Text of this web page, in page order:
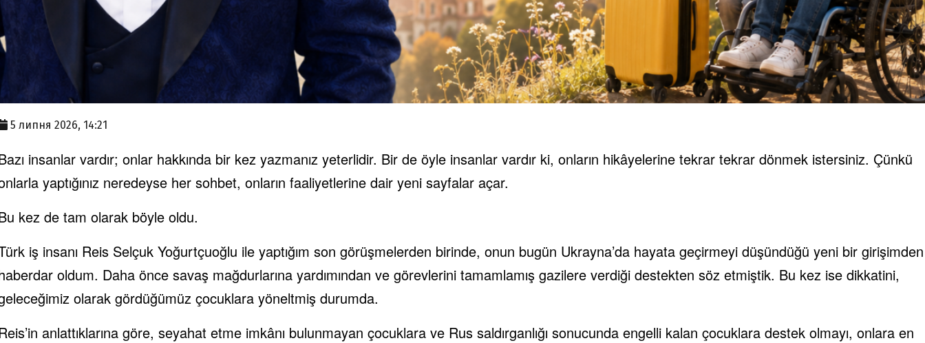
5 липня 2026, 14:21
insanlar vardır; onlar hakkında bir kez yazmanız yeterlidir. Bir de öyle insanlar vardır ki, onların hikâyelerine tekrar tekrar dönmek istersiniz. Çünkü
yaptığınız neredeyse her sohbet, onların faaliyetlerine dair yeni sayfalar açar.
kez de tam olarak böyle oldu.
iş insanı Reis Selçuk Yoğurtçuoğlu ile yaptığım son görüşmelerden birinde, onun bugün Ukrayna’da hayata geçirmeyi düşündüğü yeni bir girişimden
oldum. Daha önce savaş mağdurlarına yardımından ve görevlerini tamamlamış gazilere verdiği destekten söz etmiştik. Bu kez ise dikkatini,
olarak gördüğümüz çocuklara yöneltmiş durumda.
anlattıklarına göre, seyahat etme imkânı bulunmayan çocuklara ve Rus saldırganlığı sonucunda engelli kalan çocuklara destek olmayı, onlara en